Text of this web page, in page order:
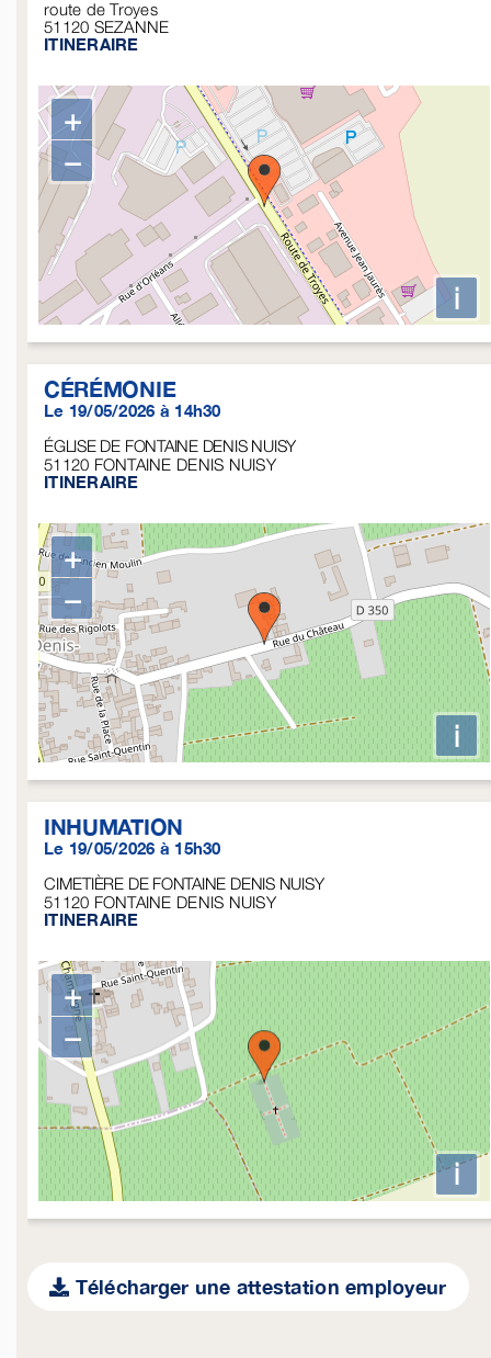
route de Troyes
51120 SEZANNE
ITINERAIRE
+
−
i
CÉRÉMONIE
Le 19/05/2026 à 14h30
ÉGLISE DE FONTAINE DENIS NUISY
51120 FONTAINE DENIS NUISY
ITINERAIRE
+
−
i
INHUMATION
Le 19/05/2026 à 15h30
CIMETIÈRE DE FONTAINE DENIS NUISY
51120 FONTAINE DENIS NUISY
ITINERAIRE
+
−
i
Télécharger une attestation employeur